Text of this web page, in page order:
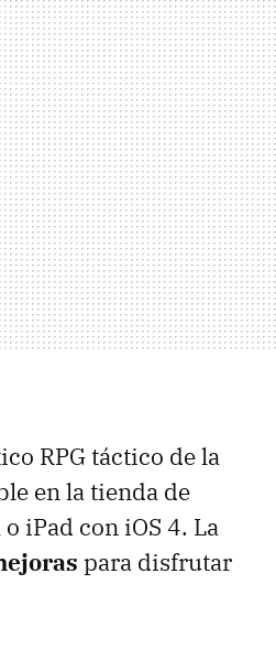
RPG táctico de la
en la tienda de
iPad con iOS 4. La
para disfrutar